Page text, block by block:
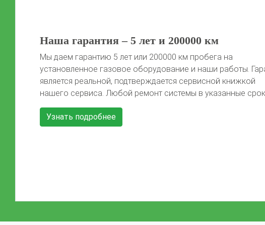
50 литров газа в подарок!
Автомобиль той марки, фото которого не представлены на
сайте, получает 50 литров газа после установки в подарок!
Автомобиль должен быть чистый, чтобы мы смогли сделать
красивые фото) Акция распространяется на […]
Узнать подробнее
Previous